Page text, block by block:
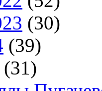
(30)
(39)
(31)